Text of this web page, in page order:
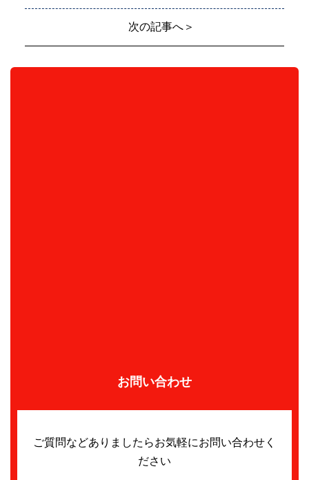
次の記事へ＞
お問い合わせ
ご質問などありましたらお気軽にお問い合わせく
ださい